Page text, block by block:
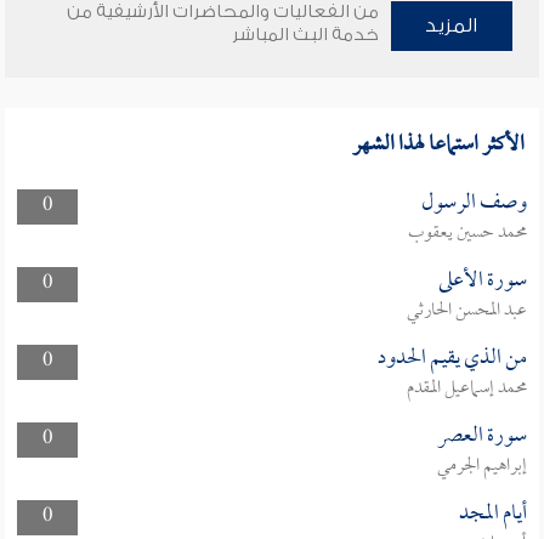
المزيد
من الفعاليات والمحاضرات الأرشيفية من
خدمة البث المباشر
الأكثر استماعا لهذا الشهر
0 وصف الرسول
محمد حسين يعقوب
0
سورة الأعلى
عبد المحسن الحارثي
0
من الذي يقيم الحدود
محمد إسماعيل المقدم
0
سورة العصر
إبراهيم الجرمي
0
أيام المجد